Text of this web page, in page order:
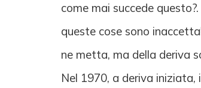
come mai succede
queste cose sono
ne metta, ma della deriva
Nel 1970, a deriva iniziata,